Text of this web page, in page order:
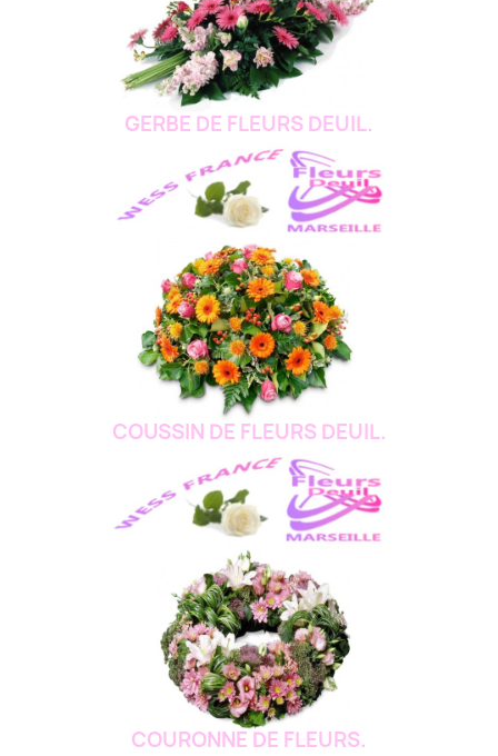
GERBE DE FLEURS DEUIL.
COUSSIN DE FLEURS DEUIL.
COURONNE DE FLEURS.